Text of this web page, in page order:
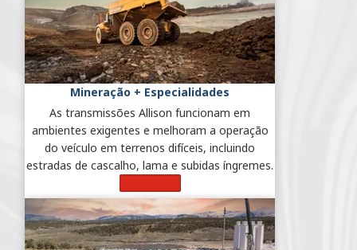
Mineração + Especialidades
As transmissões Allison funcionam em
ambientes exigentes e melhoram a operação
do veículo em terrenos difíceis, incluindo
estradas de cascalho, lama e subidas íngremes.